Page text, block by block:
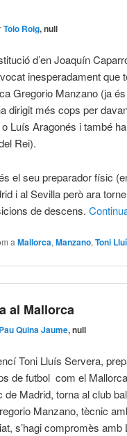
Tolo Roig, null
d’en Joaquín
inesperadament que
Gregorio Manzano (ja és
dirigit més cops per
Luís Aragonés i també
Rei).
el seu preparador físic
i al Sevilla però ara
de descens.
a Mallorca,Manzano,Toni
al Mallorca
Pau Quina Jaume, null
Toni Lluís Servera,
de futbol com el
de Madrid, torna al club
Manzano, tècnic
s’hagi compromès amb